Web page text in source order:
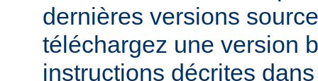
dernières versions
téléchargez une version
instructions décrites